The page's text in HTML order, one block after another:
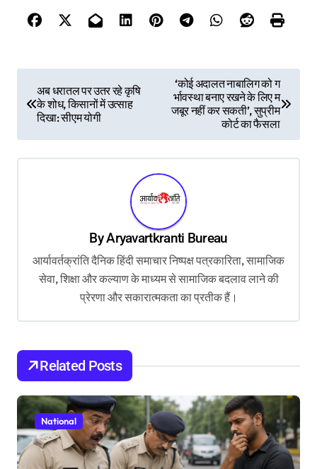
o
n
अब धरातल पर उतर रहे कृषि
के शोध, किसानों में उत्साह
दिखा: सीएम योगी
‘कोई अदालत नाबालिग को ग
र्भावस्था बनाए रखने के लिए म
जबूर नहीं कर सकती’, सुप्रीम
कोर्ट का फैसला
ByAryavartkranti Bureau
आर्यावर्तक्रांति दैनिक हिंदी समाचार निष्पक्ष पत्रकारिता, सामाजिक
सेवा, शिक्षा और कल्याण के माध्यम से सामाजिक बदलाव लाने की
प्रेरणा और सकारात्मकता का प्रतीक हैं।
Related Posts
National